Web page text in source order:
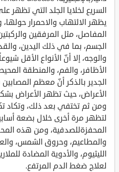
السريع لخلايا الجلد التي تظهر
يظهر الالتهاب والاحمرار
المفاصل، مثل المرفقين
الجسم، بما في ذلك اليدين،
والوجه، إلا أنّ الأنواع الأقل
الأظافر، والفم، والمنطقة
الجدير بالذكر أنّ معظم
الأعراض، حيث تظهر الأعراض
ومن ثم تختفي بعد ذلك، وتكاد
لتظهر مرة أخرى خلال بضعة
المحفزةللصدفية، ومن هذه
والمطاعيم، وحروق الشمس،
الليثيوم، والأدوية المضادة
لعلاج ضغط الدم المرتفع.